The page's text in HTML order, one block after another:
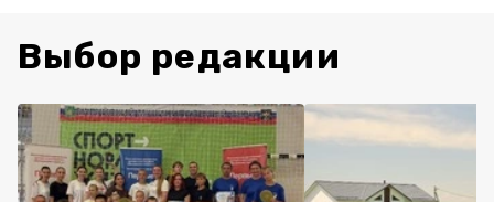
Выбор редакции